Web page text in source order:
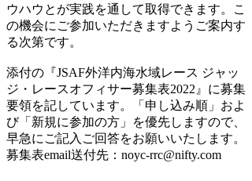
ウハウとが実践を通して取得できます。こ
の機会にご参加いただきますようご案内す
る次第です。
添付の『JSAF外洋内海水域レース ジャッ
ジ・レースオフィサー募集表2022』に募集
要領を記しています。「申し込み順」およ
び「新規に参加の方」を優先しますので、
早急にご記入ご回答をお願いいたします。
募集表email送付先：noyc-rrc@nifty.com